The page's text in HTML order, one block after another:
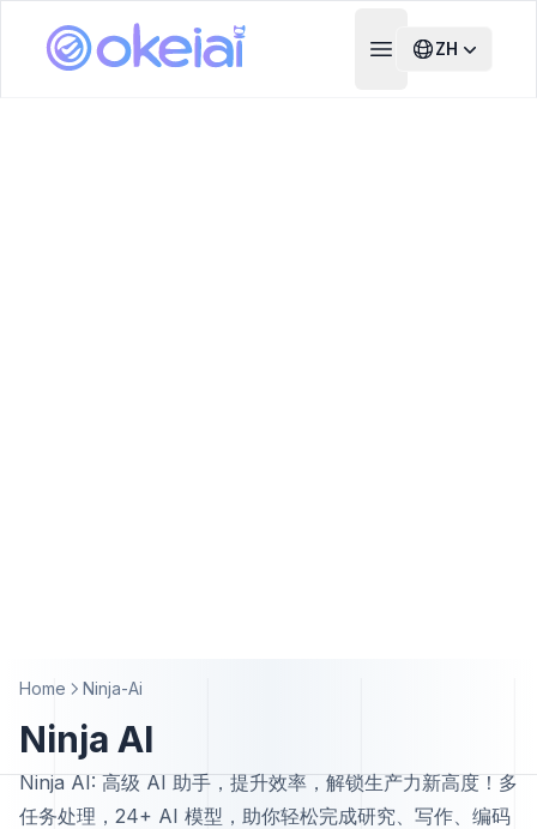
Open main menu
ZH
Home Ninja-Ai
Ninja AI
Ninja AI: 高级 AI 助手，提升效率，解锁生产力新高度！多
任务处理，24+ AI 模型，助你轻松完成研究、写作、编码